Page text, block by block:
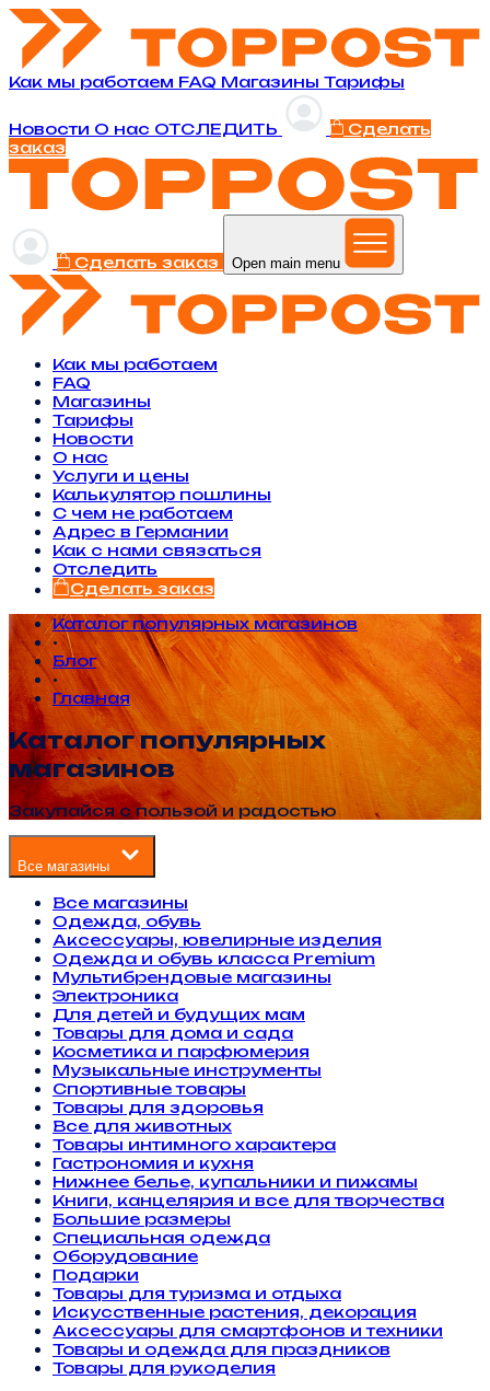
Как мы работаем FAQ Магазины Тарифы
Новости O нас ОТСЛЕДИТЬ
Сделать
заказ
Сделать заказ Open main menu
Как мы работаем
FAQ
Магазины
Тарифы
Новости
O нас
Услуги и цены
Калькулятор пошлины
С чем не работаем
Адрес в Германии
Как с нами связаться
Отследить
Сделать заказ
Каталог популярных магазинов
•
Блог
•
Главная
Каталог популярных
магазинов
Закупайся с пользой и радостью
Все магазины
Все магазины
Одежда, обувь
Аксессуары, ювелирные изделия
Одежда и обувь класса Premium
Мультибрендовые магазины
Электроника
Для детей и будущих мам
Товары для дома и сада
Косметика и парфюмерия
Музыкальные инструменты
Спортивные товары
Товары для здоровья
Все для животных
Товары интимного характера
Гастрономия и кухня
Нижнее белье, купальники и пижамы
Книги, канцелярия и все для творчества
Большие размеры
Специальная одежда
Оборудование
Подарки
Товары для туризма и отдыха
Искусственные растения, декорация
Аксессуары для смартфонов и техники
Товары и одежда для праздников
Товары для рукоделия